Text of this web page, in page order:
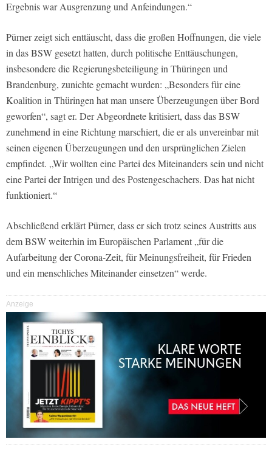
Ergebnis war Ausgrenzung und Anfeindungen.“
Pürner zeigt sich enttäuscht, dass die großen Hoffnungen, die viele
in das BSW gesetzt hatten, durch politische Enttäuschungen,
insbesondere die Regierungsbeteiligung in Thüringen und
Brandenburg, zunichte gemacht wurden: „Besonders für eine
Koalition in Thüringen hat man unsere Überzeugungen über Bord
geworfen“, sagt er. Der Abgeordnete kritisiert, dass das BSW
zunehmend in eine Richtung marschiert, die er als unvereinbar mit
seinen eigenen Überzeugungen und den ursprünglichen Zielen
empfindet. „Wir wollten eine Partei des Miteinanders sein und nicht
eine Partei der Intrigen und des Postengeschachers. Das hat nicht
funktioniert.“
Abschließend erklärt Pürner, dass er sich trotz seines Austritts aus
dem BSW weiterhin im Europäischen Parlament „für die
Aufarbeitung der Corona-Zeit, für Meinungsfreiheit, für Frieden
und ein menschliches Miteinander einsetzen“ werde.
Anzeige